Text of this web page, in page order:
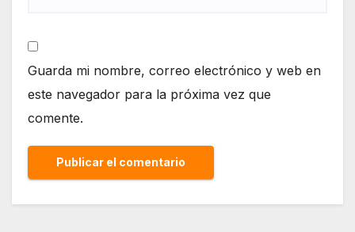
Guarda mi nombre, correo electrónico y web en
este navegador para la próxima vez que
comente.